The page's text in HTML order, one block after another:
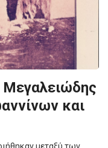
Μεγαλειώδης
και